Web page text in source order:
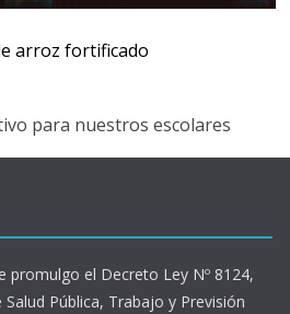
arroz fortificado
para nuestros escolares
promulgo el Decreto Ley Nº 8124,
Pública, Trabajo y Previsión